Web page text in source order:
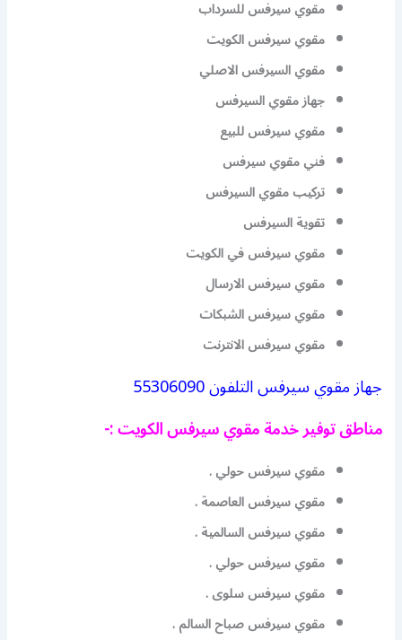
مقوي سيرفس للسرداب
مقوي سيرفس الكويت
مقوي السيرفس الاصلي
جهاز مقوي السيرفس
مقوي سيرفس للبيع
فني مقوي سيرفس
تركيب مقوي السيرفس
تقوية السيرفس
مقوي سيرفس في الكويت
مقوي سيرفس الارسال
مقوي سيرفس الشبكات
مقوي سيرفس الانترنت
جهاز مقوي سيرفس التلفون 55306090
مناطق توفير خدمة مقوي سيرفس الكويت :-
مقوي سيرفس حولي .
مقوي سيرفس العاصمة .
مقوي سيرفس السالمية .
مقوي سيرفس حولي .
مقوي سيرفس سلوى .
مقوي سيرفس صباح السالم .